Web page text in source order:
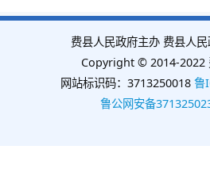
费县人民政府主办 费县人
Copyright © 2014-2022
网站标识码：3713250018 鲁
鲁公网安备